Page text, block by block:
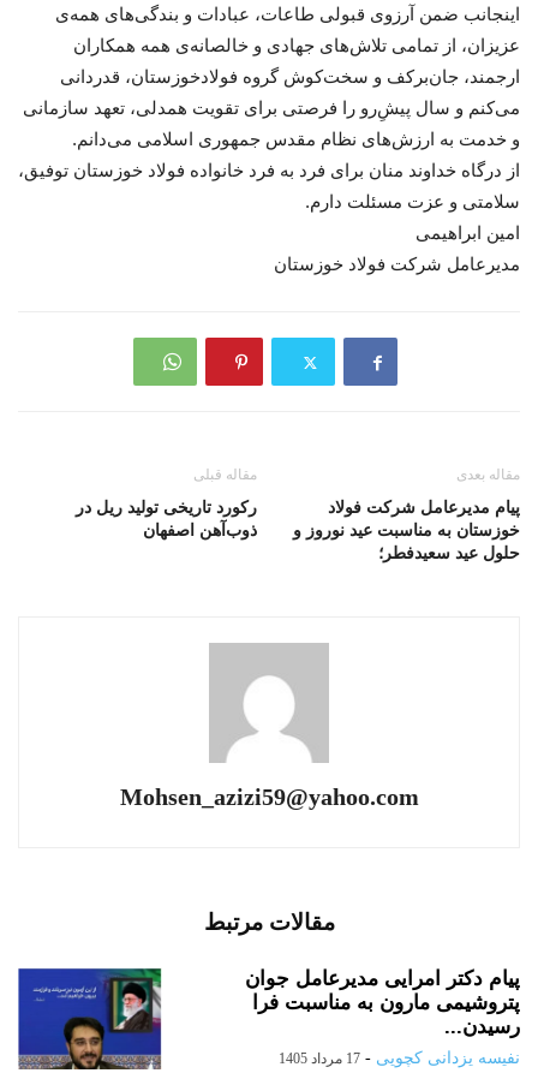
اینجانب ضمن آرزوی قبولی طاعات، عبادات و بندگی‌های همه‌ی
عزیزان، از تمامی تلاش‌های جهادی و خالصانه‌ی همه همکاران
ارجمند، جان‌برکف و سخت‌کوش گروه فولادخوزستان، قدردانی
می‌کنم و سال پیشِ‌رو را فرصتی برای تقویت همدلی، تعهد سازمانی
و خدمت به ارزش‌های نظام مقدس جمهوری اسلامی می‌دانم.
از درگاه خداوند منان برای فرد به فرد خانواده فولاد خوزستان توفیق،
سلامتی و عزت مسئلت دارم.
امین ابراهیمی
مدیرعامل شرکت فولاد خوزستان
مقاله قبلی
رکورد تاریخی تولید ریل در
ذوب‌آهن اصفهان
مقاله بعدی
پیام مدیرعامل شرکت فولاد
خوزستان به مناسبت عید نوروز و
حلول عید سعیدفطر؛
Mohsen_azizi59@yahoo.com
مقالات مرتبط
پیام دکتر امرایی مدیرعامل جوان
پتروشیمی مارون به مناسبت فرا
رسیدن...
نفیسه یزدانی کچویی - 17 مرداد 1405